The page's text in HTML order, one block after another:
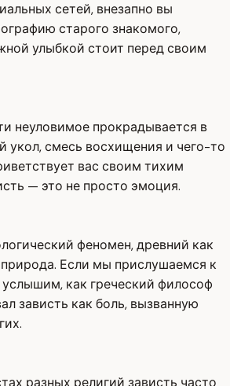
сетей, внезапно вы
старого знакомого,
улыбкой стоит перед своим
неуловимое прокрадывается в
укол, смесь восхищения и чего-то
вас своим тихим
— это не просто эмоция.
феномен, древний как
Если мы прислушаемся к
как греческий философ
зависть как боль, вызванную
разных религий зависть часто